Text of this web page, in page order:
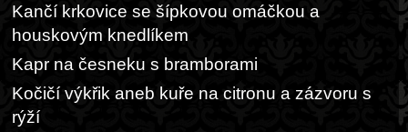
Kančí krkovice se šípkovou omáčkou a
houskovým knedlíkem
Kapr na česneku s bramborami
Kočičí výkřik aneb kuře na citronu a zázvoru s
rýží